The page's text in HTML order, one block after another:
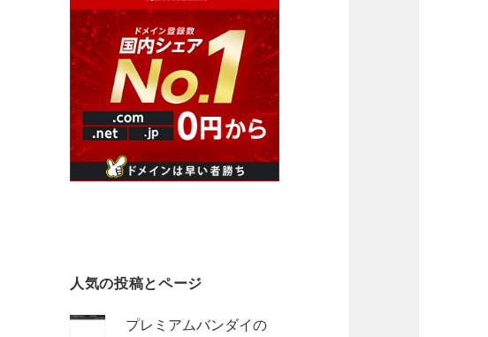
人気の投稿とページ
プレミアムバンダイの